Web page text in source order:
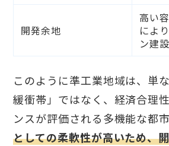
開発余地
高い
によ
ン建
このように準工業地域は、単
緩衝帯」ではなく、経済合理
ンスが評価される多機能な都
としての柔軟性が高いため、